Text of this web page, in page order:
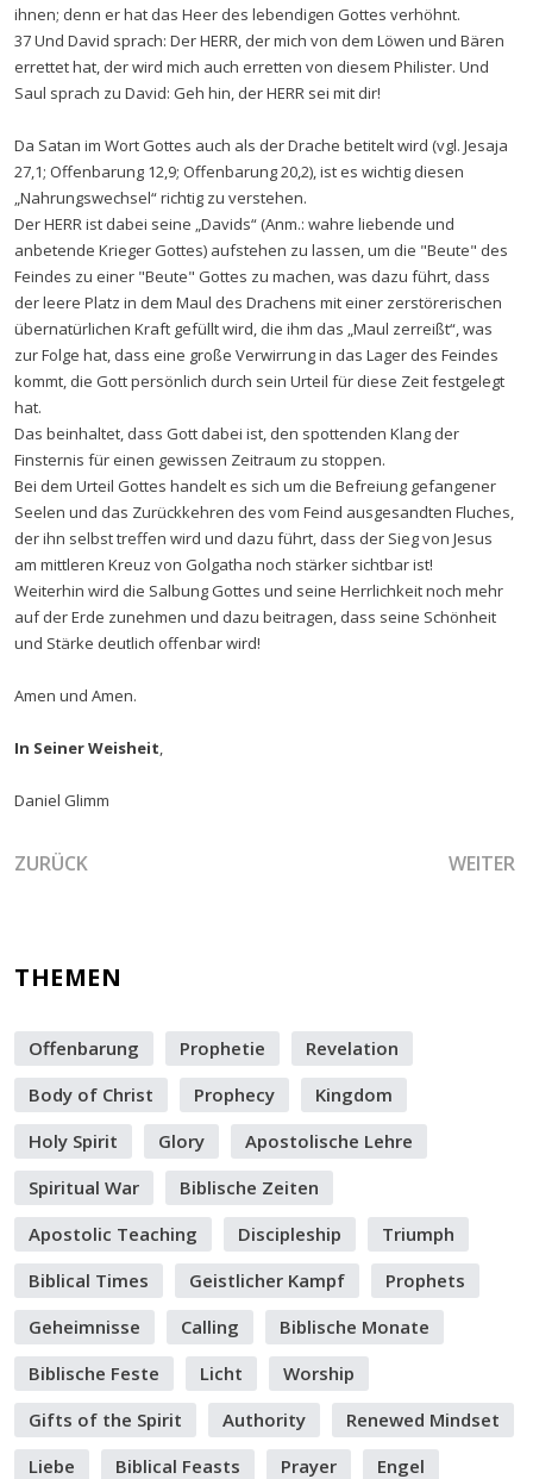
ihnen; denn er hat das Heer des lebendigen Gottes verhöhnt.
37 Und David sprach: Der HERR, der mich von dem Löwen und Bären
errettet hat, der wird mich auch erretten von diesem Philister. Und
Saul sprach zu David: Geh hin, der HERR sei mit dir!
Da Satan im Wort Gottes auch als der Drache betitelt wird (vgl. Jesaja
27,1; Offenbarung 12,9; Offenbarung 20,2), ist es wichtig diesen
„Nahrungswechsel“ richtig zu verstehen.
Der HERR ist dabei seine „Davids“ (Anm.: wahre liebende und
anbetende Krieger Gottes) aufstehen zu lassen, um die "Beute" des
Feindes zu einer "Beute" Gottes zu machen, was dazu führt, dass
der leere Platz in dem Maul des Drachens mit einer zerstörerischen
übernatürlichen Kraft gefüllt wird, die ihm das „Maul zerreißt“, was
zur Folge hat, dass eine große Verwirrung in das Lager des Feindes
kommt, die Gott persönlich durch sein Urteil für diese Zeit festgelegt
hat.
Das beinhaltet, dass Gott dabei ist, den spottenden Klang der
Finsternis für einen gewissen Zeitraum zu stoppen.
Bei dem Urteil Gottes handelt es sich um die Befreiung gefangener
Seelen und das Zurückkehren des vom Feind ausgesandten Fluches,
der ihn selbst treffen wird und dazu führt, dass der Sieg von Jesus
am mittleren Kreuz von Golgatha noch stärker sichtbar ist!
Weiterhin wird die Salbung Gottes und seine Herrlichkeit noch mehr
auf der Erde zunehmen und dazu beitragen, dass seine Schönheit
und Stärke deutlich offenbar wird!
Amen und Amen.
In Seiner Weisheit,
Daniel Glimm
VORHERIGER BEITRAG: VERTRAUE MIR, DASS ICH DICH
ZURÜCK WEITER
THEMEN
Offenbarung Prophetie
Revelation
Body of Christ
Prophecy
Kingdom
Holy Spirit
Glory
Apostolische Lehre
Spiritual War
Biblische Zeiten
Apostolic Teaching
Discipleship
Triumph
Biblical Times
Geistlicher Kampf
Prophets
Geheimnisse
Calling
Biblische Monate
Biblische Feste
Licht
Worship
Gifts of the Spirit
Authority
Renewed Mindset
Liebe
Biblical Feasts Prayer
Engel